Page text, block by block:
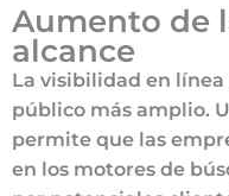
Aumento de
alcance
La visibilidad en línea
público más amplio.
permite que las
en los motores de